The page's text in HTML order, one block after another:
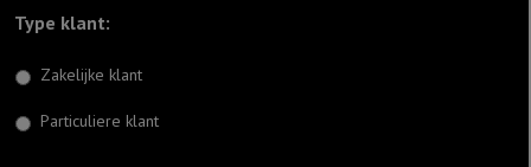
Type klant:
Zakelijke klant
Particuliere klant